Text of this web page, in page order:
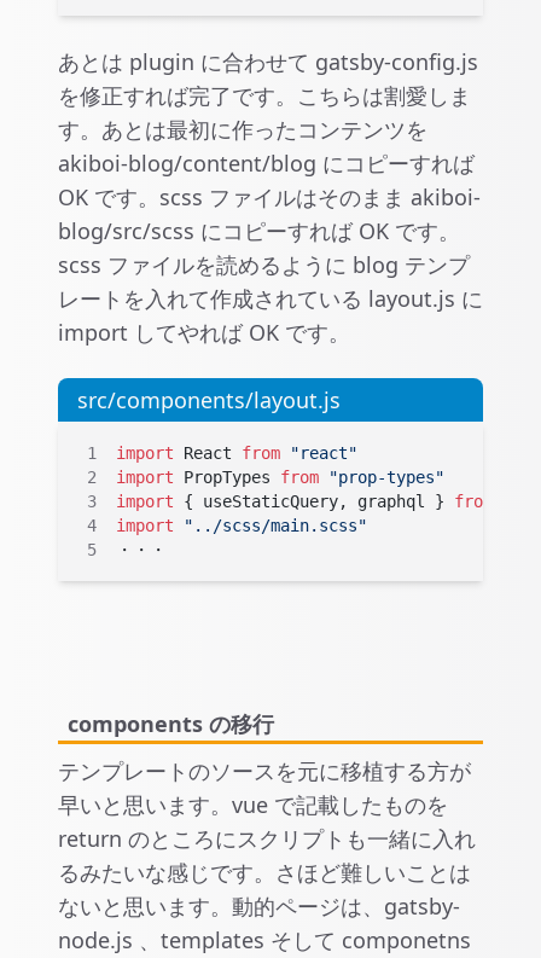
あとは plugin に合わせて gatsby-config.js
を修正すれば完了です。こちらは割愛しま
す。あとは最初に作ったコンテンツを
akiboi-blog/content/blog にコピーすれば
OK です。scss ファイルはそのまま akiboi-
blog/src/scss にコピーすれば OK です。
scss ファイルを読めるように blog テンプ
レートを入れて作成されている layout.js に
import してやれば OK です。
src/components/layout.js
import React from "react"
import PropTypes from "prop-types"
import { useStaticQuery, graphql } from
import "../scss/main.scss"
・・・
components の移行
テンプレートのソースを元に移植する方が
早いと思います。vue で記載したものを
return のところにスクリプトも一緒に入れ
るみたいな感じです。さほど難しいことは
ないと思います。動的ページは、gatsby-
node.js 、templates そして componetns